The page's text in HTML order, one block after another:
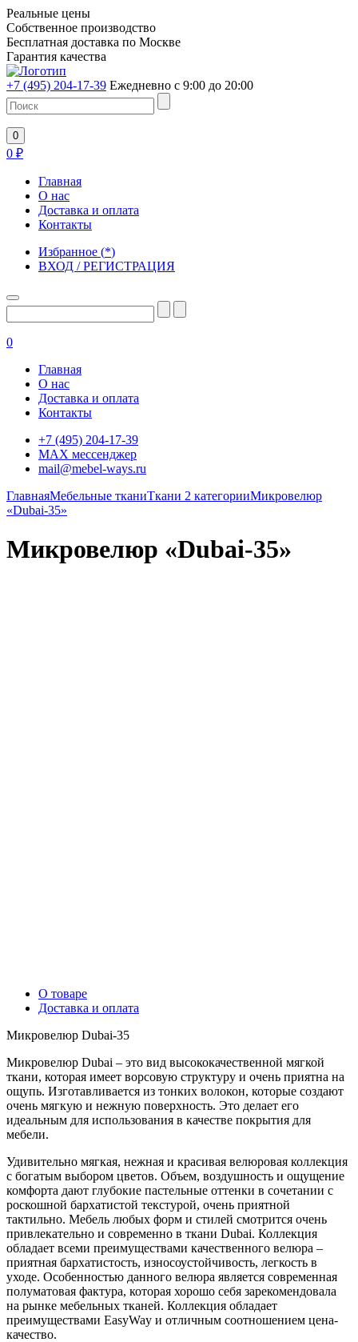
Реальные цены
Собственное производство
Бесплатная доставка по Москве
Гарантия качества
+7 (495) 204-17-39 Ежедневно с 9:00 до 20:00
0
0 ₽
Главная
О нас
Доставка и оплата
Контакты
Избранное (*)
ВХОД / РЕГИСТРАЦИЯ
0
Главная
О нас
Доставка и оплата
Контакты
+7 (495) 204-17-39
MAX мессенджер
mail@mebel-ways.ru
ГлавнаяМебельные тканиТкани 2 категорииМикровелюр
«Dubai-35»
Микровелюр «Dubai-35»
О товаре
Доставка и оплата
Микровелюр Dubai-35
Микровелюр Dubai – это вид высококачественной мягкой
ткани, которая имеет ворсовую структуру и очень приятна на
ощупь. Изготавливается из тонких волокон, которые создают
очень мягкую и нежную поверхность. Это делает его
идеальным для использования в качестве покрытия для
мебели.
Удивительно мягкая, нежная и красивая велюровая коллекция
с богатым выбором цветов. Объем, воздушность и ощущение
комфорта дают глубокие пастельные оттенки в сочетании с
роскошной бархатистой текстурой, очень приятной
тактильно. Мебель любых форм и стилей смотрится очень
привлекательно и современно в ткани Dubai. Коллекция
обладает всеми преимуществами качественного велюра –
приятная бархатистость, износоустойчивость, легкость в
уходе. Особенностью данного велюра является современная
полуматовая фактура, которая хорошо себя зарекомендовала
на рынке мебельных тканей. Коллекция обладает
преимуществами EasyWay и отличным соотношением цена-
качество.